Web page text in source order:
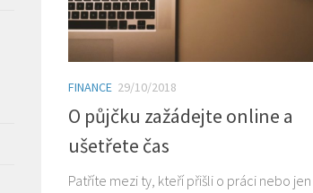
FINANCE 29/10/2018
O půjčku zažádejte online a
ušetřete čas
Patříte mezi ty, kteří přišli o práci nebo jen